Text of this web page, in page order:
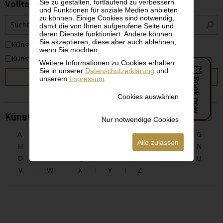
und Funktionen für soziale Medien anbieten
zu können. Einige Cookies sind notwendig,
damit die von Ihnen aufgerufene Seite und
deren Dienste funktioniert. Andere können
Sie akzeptieren, diese aber auch ablehnen,
wenn Sie möchten.
Weitere Informationen zu Cookies erhalten
Sie in unserer Datenschutzerklärung und
unserem Impressum
Cookies auswählen
Nur notwendige Cookies
Alle zulassen
Volltextsuche
KünstlerInnen
Kunstwerke
SUCHEN
KünstlerInnen alphabetisch
A E F
G
H
L M
N
O
U
V
W X Y Z